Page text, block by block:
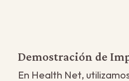
Demostración de
En Health Net,